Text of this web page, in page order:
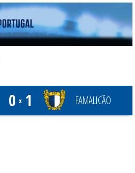
0 x 1 FAMALICÃO